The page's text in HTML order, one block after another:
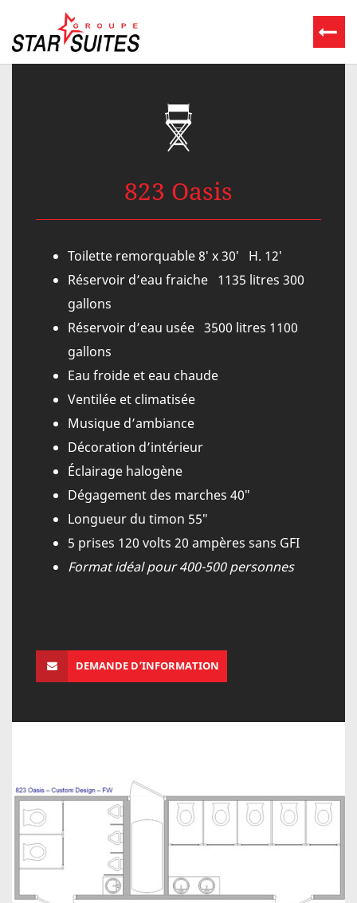
823 Oasis
Toilette remorquable 8′ x 30′ H. 12′
Réservoir d’eau fraiche 1135 litres 300
gallons
Réservoir d’eau usée 3500 litres 1100
gallons
Eau froide et eau chaude
Ventilée et climatisée
Musique d’ambiance
Décoration d’intérieur
Éclairage halogène
Dégagement des marches 40″
Longueur du timon 55″
5 prises 120 volts 20 ampères sans GFI
Format idéal pour 400-500 personnes
DEMANDE D’INFORMATION